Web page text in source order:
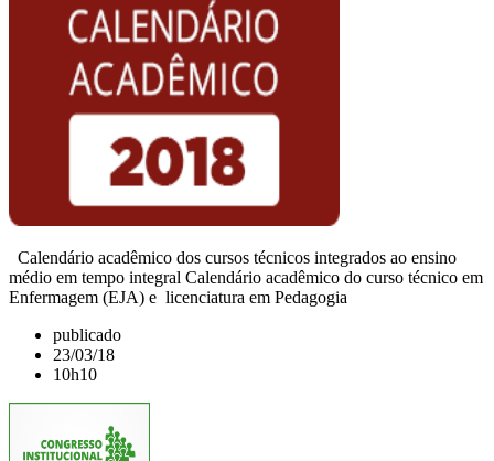
Calendário acadêmico dos cursos técnicos integrados ao ensino
médio em tempo integral Calendário acadêmico do curso técnico em
Enfermagem (EJA) e licenciatura em Pedagogia
publicado
23/03/18
10h10